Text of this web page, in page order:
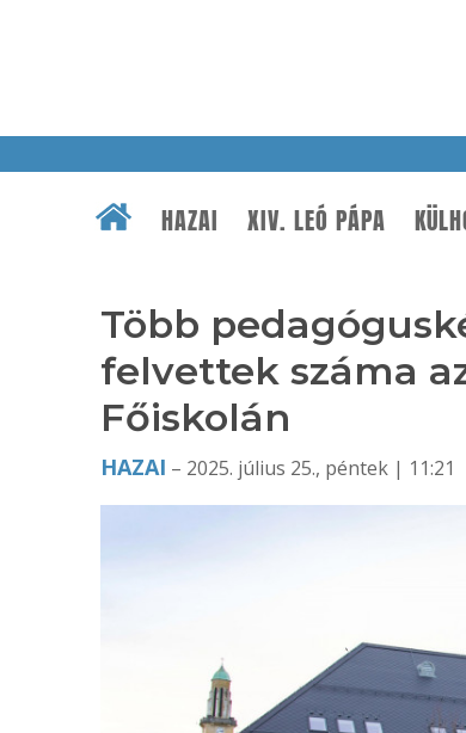
HAZAI XIV. LEÓ PÁPA
Több
felvettek száma
Főiskolán
HAZAI – 2025. július 25., péntek | 11:21